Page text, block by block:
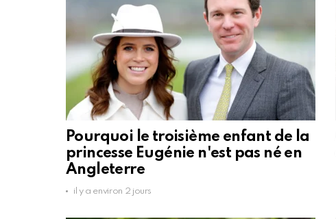
Pourquoi le troisième enfant de la
princesse Eugénie n'est pas né en
Angleterre
il y a environ 2 jours